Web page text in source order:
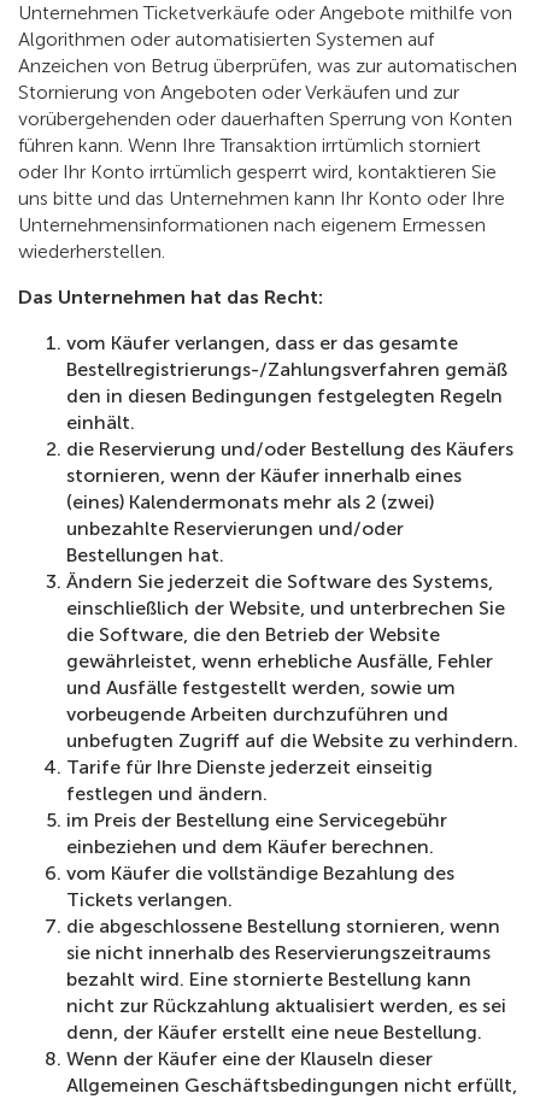
Unternehmen Ticketverkäufe oder Angebote mithilfe von
Algorithmen oder automatisierten Systemen auf
Anzeichen von Betrug überprüfen, was zur automatischen
Stornierung von Angeboten oder Verkäufen und zur
vorübergehenden oder dauerhaften Sperrung von Konten
führen kann. Wenn Ihre Transaktion irrtümlich storniert
oder Ihr Konto irrtümlich gesperrt wird, kontaktieren Sie
uns bitte und das Unternehmen kann Ihr Konto oder Ihre
Unternehmensinformationen nach eigenem Ermessen
wiederherstellen.
Das Unternehmen hat das Recht:
vom Käufer verlangen, dass er das gesamte
Bestellregistrierungs-/Zahlungsverfahren gemäß
den in diesen Bedingungen festgelegten Regeln
einhält.
die Reservierung und/oder Bestellung des Käufers
stornieren, wenn der Käufer innerhalb eines
(eines) Kalendermonats mehr als 2 (zwei)
unbezahlte Reservierungen und/oder
Bestellungen hat.
Ändern Sie jederzeit die Software des Systems,
einschließlich der Website, und unterbrechen Sie
die Software, die den Betrieb der Website
gewährleistet, wenn erhebliche Ausfälle, Fehler
und Ausfälle festgestellt werden, sowie um
vorbeugende Arbeiten durchzuführen und
unbefugten Zugriff auf die Website zu verhindern.
Tarife für Ihre Dienste jederzeit einseitig
festlegen und ändern.
im Preis der Bestellung eine Servicegebühr
einbeziehen und dem Käufer berechnen.
vom Käufer die vollständige Bezahlung des
Tickets verlangen.
die abgeschlossene Bestellung stornieren, wenn
sie nicht innerhalb des Reservierungszeitraums
bezahlt wird. Eine stornierte Bestellung kann
nicht zur Rückzahlung aktualisiert werden, es sei
denn, der Käufer erstellt eine neue Bestellung.
Wenn der Käufer eine der Klauseln dieser
Allgemeinen Geschäftsbedingungen nicht erfüllt,